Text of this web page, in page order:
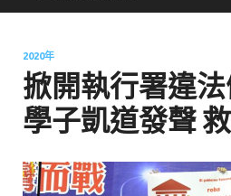
2020年
掀開執行署違
學子凱道發聲